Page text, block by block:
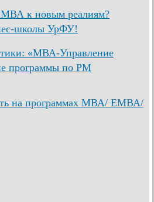
МВА к новым реалиям?
школы УрФУ!
«МВА-Управление
программы по PM
на программах МВА/ ЕМВА/